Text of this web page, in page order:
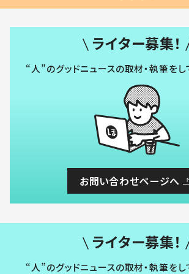
ライター募集！
“人”のグッドニュースの取材・執筆をし
お問い合わせページへ
ライター募集！
“人”のグッドニュースの取材・執筆をし